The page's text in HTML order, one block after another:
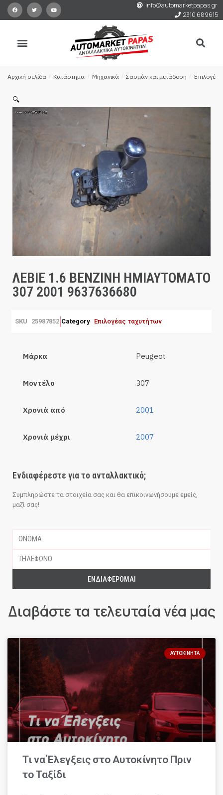
info@automarketpapas.gr
2310 689615
Αρχική σελίδα / Κατάστημα / Μηχανικά / Σασμάν και μετάδοση /
🔍
ΛΕΒΙΕ 1.6 ΒΕΝΖΙΝΗ ΗΜΙΑΥΤΟΜΑΤΟ
307 2001 9637636680
SKU 25987852 Category Επιλογέας ταχυτήτων
Μάρκα Peugeot
Μοντέλο 307
Χρονιά από 2001
Χρονιά μέχρι 2007
Ενδιαφέρεστε για το ανταλλακτικό;
Συμπληρώστε τα στοιχεία σας και θα επικοινωνήσουμε εμείς,
μαζί σας!
ΕΝΔΙΑΦΈΡΟΜΑΙ
Διαβάστε τα τελευταία νέα μας
ΑΥΤΟΚΊΝΗΤΑ
Τι να Έλεγξεις στο Αυτοκίνητο Πριν
το Ταξίδι